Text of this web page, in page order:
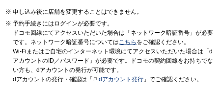
申し込み後に店舗を変更することはできません。
予約手続きにはログインが必要です。
ドコモ回線にてアクセスいただいた場合は「ネットワーク暗証番号」が必要
です。ネットワーク暗証番号についてはこちら をご確認ください。
Wi-Fiまたはご自宅のインターネット環境にてアクセスいただいた場合は「d
アカウントのID／パスワード」が必要です。ドコモの契約回線をお持ちでな
い方も、dアカウントの発行が可能です。
dアカウントの発行・確認は「
dアカウント発行 」でご確認ください。